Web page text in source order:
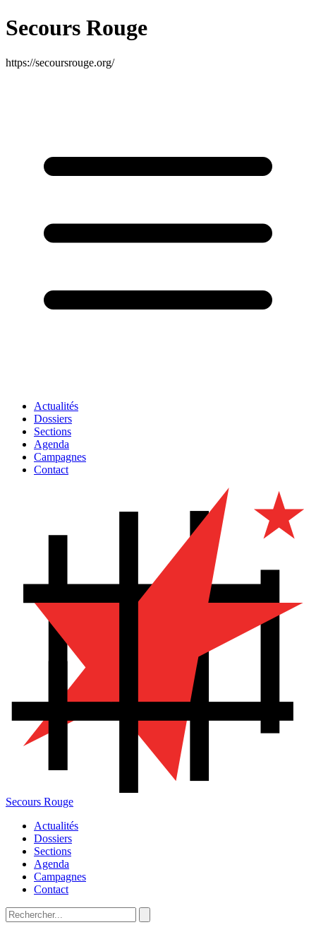
Secours Rouge
https://secoursrouge.org/
Actualités
Dossiers
Sections
Agenda
Campagnes
Contact
Secours Rouge
Actualités
Dossiers
Sections
Agenda
Campagnes
Contact